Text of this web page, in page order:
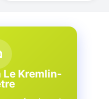
Kremlin-